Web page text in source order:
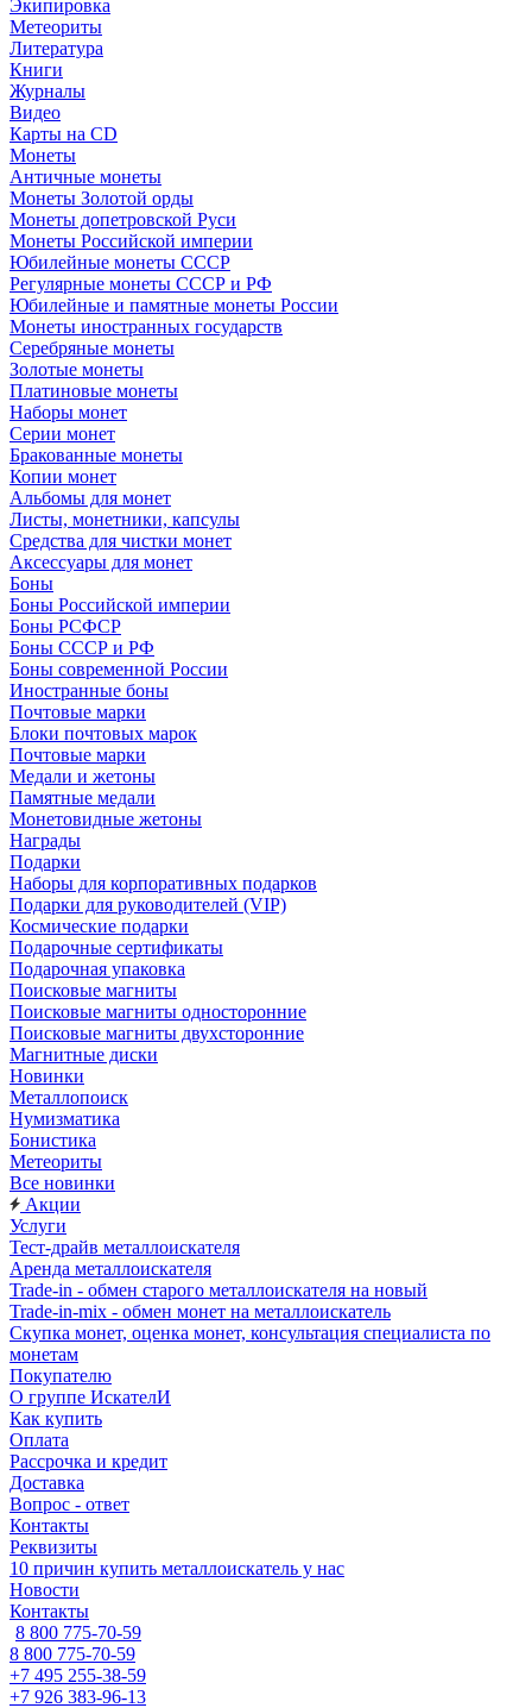
Экипировка
Метеориты
Литература
Книги
Журналы
Видео
Карты на CD
Монеты
Античные монеты
Монеты Золотой орды
Монеты допетровской Руси
Монеты Российской империи
Юбилейные монеты СССР
Регулярные монеты СССР и РФ
Юбилейные и памятные монеты России
Монеты иностранных государств
Серебряные монеты
Золотые монеты
Платиновые монеты
Наборы монет
Серии монет
Бракованные монеты
Копии монет
Альбомы для монет
Листы, монетники, капсулы
Средства для чистки монет
Аксессуары для монет
Боны
Боны Российской империи
Боны РСФСР
Боны СССР и РФ
Боны современной России
Иностранные боны
Почтовые марки
Блоки почтовых марок
Почтовые марки
Медали и жетоны
Памятные медали
Монетовидные жетоны
Награды
Подарки
Наборы для корпоративных подарков
Подарки для руководителей (VIP)
Космические подарки
Подарочные сертификаты
Подарочная упаковка
Поисковые магниты
Поисковые магниты односторонние
Поисковые магниты двухсторонние
Магнитные диски
Новинки
Металлопоиск
Нумизматика
Бонистика
Метеориты
Все новинки
Акции
Услуги
Тест-драйв металлоискателя
Аренда металлоискателя
Trade-in - обмен старого металлоискателя на новый
Trade-in-mix - обмен монет на металлоискатель
Скупка монет, оценка монет, консультация специалиста по
монетам
Покупателю
О группе ИскателИ
Как купить
Оплата
Рассрочка и кредит
Доставка
Вопрос - ответ
Контакты
Реквизиты
10 причин купить металлоискатель у нас
Новости
Контакты
8 800 775-70-59
8 800 775-70-59
+7 495 255-38-59
+7 926 383-96-13